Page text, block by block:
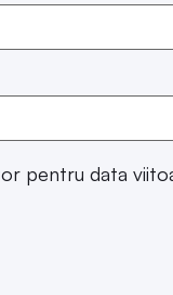
pentru data